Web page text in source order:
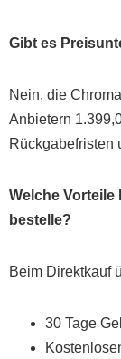
Gibt es
Nein, die
Anbietern
Rückgabefristen
Welche Vorteile
bestelle?
Beim Direktkauf
30 Tage